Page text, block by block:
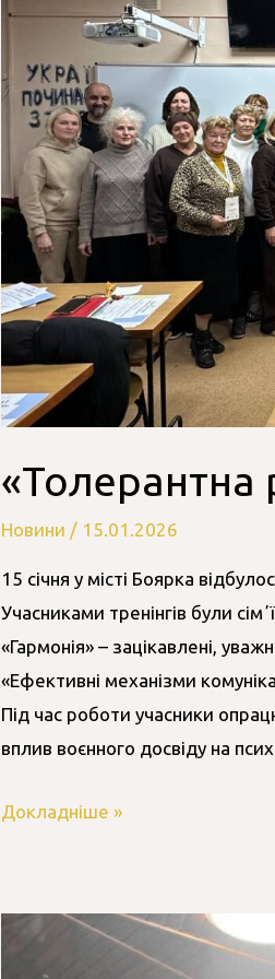
Новини / 15.01.2026
15 січня у місті Боярка
Учасниками тренінгів були
«Гармонія» – зацікавлені,
«Ефективні механізми
Під час роботи учасники
вплив воєнного досвіду на
Докладніше »